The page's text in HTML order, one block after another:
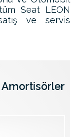
Seat LEON
ve servis